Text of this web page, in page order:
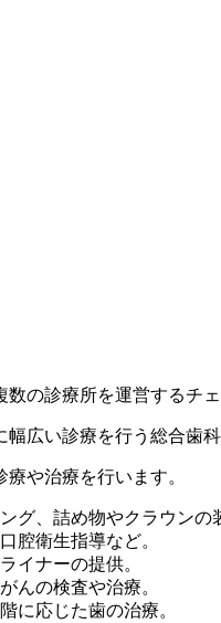
の診療所を運営するチ
広い診療を行う総合歯
や治療を行います。
グ、詰め物やクラウンの
腔衛生指導など。
イナーの提供。
んの検査や治療。
に応じた歯の治療。